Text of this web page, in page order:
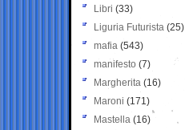
Libri (33)
Liguria Futurista (25)
mafia (543)
manifesto (7)
Margherita (16)
Maroni (171)
Mastella (16)